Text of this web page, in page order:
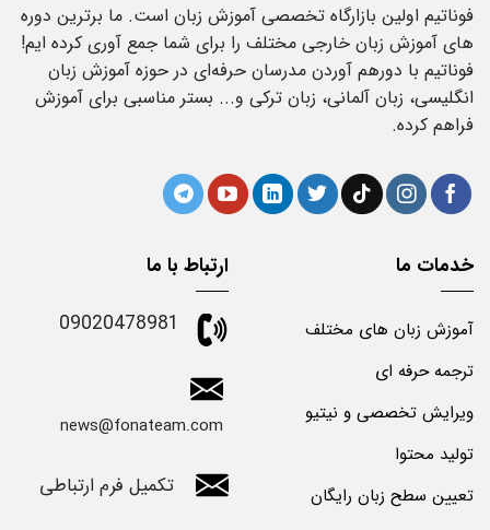
فوناتیم اولین بازارگاه تخصصی آموزش زبان است. ما برترین دوره
های آموزش زبان خارجی مختلف را برای شما جمع آوری کرده ایم!
فوناتیم با دورهم آوردن مدرسان حرفه‌ای در حوزه آموزش زبان
انگلیسی، زبان آلمانی، زبان ترکی و... بستر مناسبی برای آموزش
فراهم کرده.
خدمات ما
آموزش زبان های مختلف
ترجمه حرفه ای
ویرایش تخصصی و نیتیو
تولید محتوا
تعیین سطح زبان رایگان
ارتباط با ما
09020478981
news@fonateam.com
تکمیل فرم ارتباطی